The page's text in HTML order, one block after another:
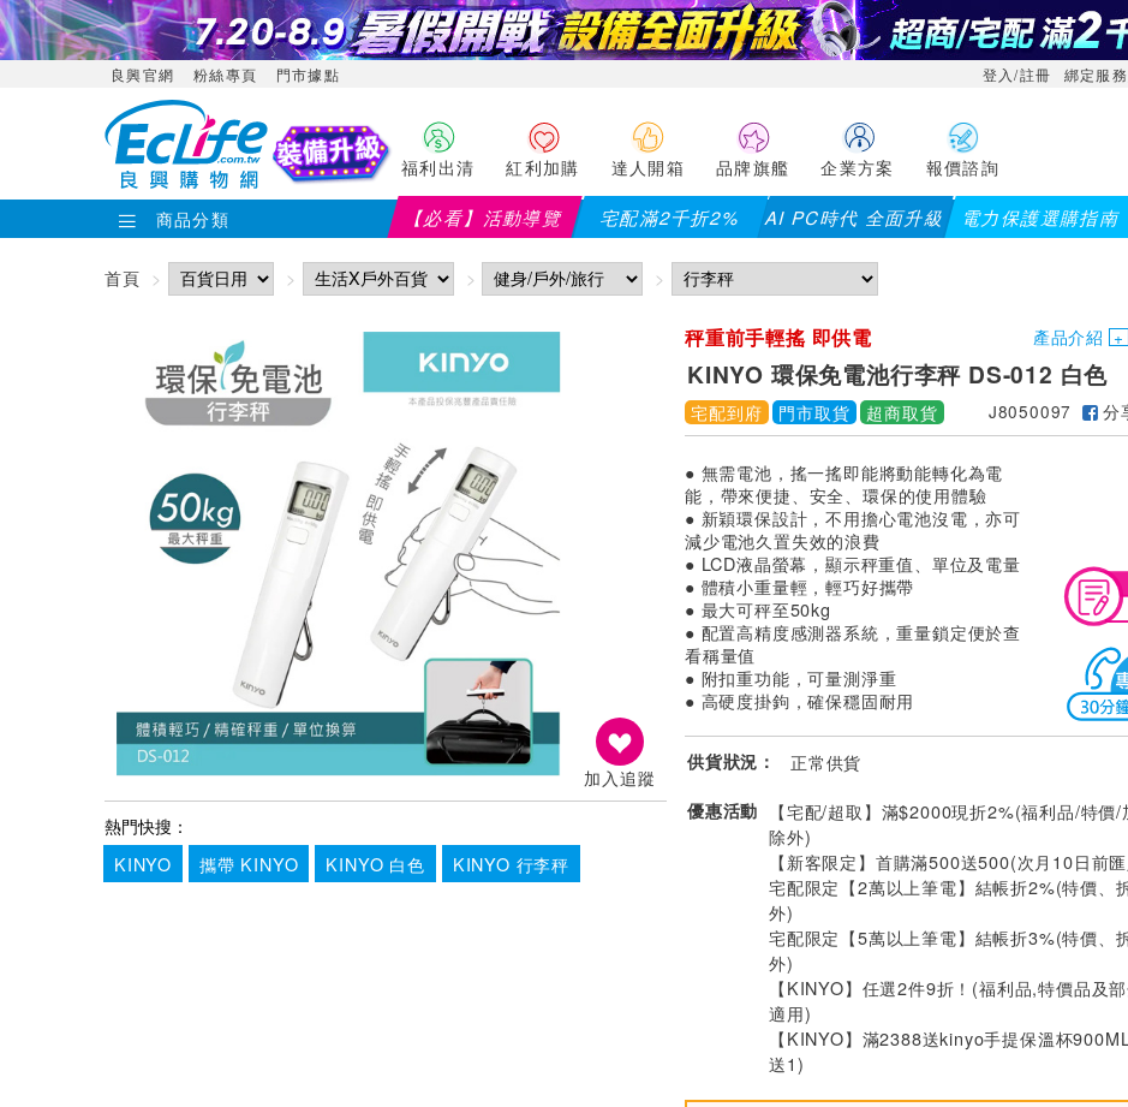
良興官網 粉絲專頁 門市據點 登入/註冊 綁定服
福利出清 紅利加購 達人開箱 品牌旗艦 企業方案 報價諮詢
商品分類 【必看】活動導覽 宅配滿2千折2% AI PC時代 全面升級 電力保護選購指南
首頁
加入追蹤
熱門快搜：
KINYO
攜帶 KINYO KINYO 白色 KINYO 行李秤
秤重前手輕搖 即供電 產品介紹
KINYO 環保免電池行李秤 DS-012 白色
宅配到府 門市取貨 超商取貨 J8050097 分
● 無需電池，搖一搖即能將動能轉化為電
能，帶來便捷、安全、環保的使用體驗
● 新穎環保設計，不用擔心電池沒電，亦可
減少電池久置失效的浪費
● LCD液晶螢幕，顯示秤重值、單位及電量
● 體積小重量輕，輕巧好攜帶
● 最大可秤至50kg
● 配置高精度感測器系統，重量鎖定便於查
看稱量值
● 附扣重功能，可量測淨重
● 高硬度掛鉤，確保穩固耐用
供貨狀況： 正常供貨
優惠活動
【宅配/超取】滿$2000現折2%(福利品/特價/
除外)
【新客限定】首購滿500送500(次月10日前
宅配限定【2萬以上筆電】結帳折2%(特價、
外)
宅配限定【5萬以上筆電】結帳折3%(特價、
外)
【KINYO】任選2件9折！(福利品,特價品及
適用)
【KINYO】滿2388送kinyo手提保溫杯
送1)